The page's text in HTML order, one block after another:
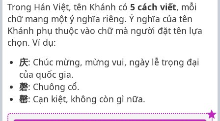
Trong Hán Việt, tên Khánh có 5 cách viết, mỗi
chữ mang một ý nghĩa riêng. Ý nghĩa của tên
Khánh phụ thuộc vào chữ mà người đặt tên lựa
chọn. Ví dụ:
庆: Chúc mừng, mừng vui, ngày lễ trọng đại
của quốc gia.
磬: Chuông cổ.
罄: Cạn kiệt, không còn gì nữa.